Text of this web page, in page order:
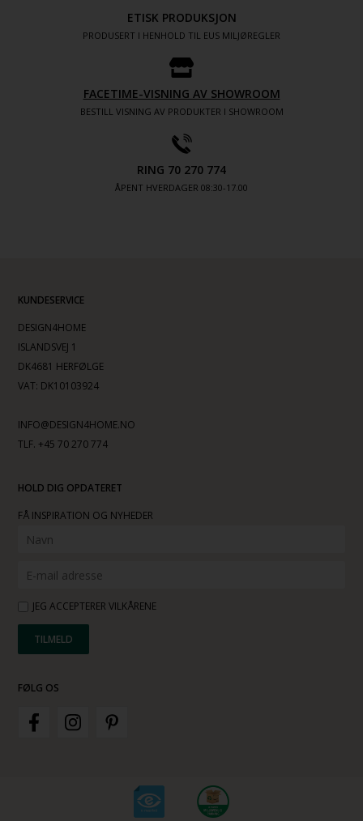
ETISK PRODUKSJON
PRODUSERT I HENHOLD TIL EUS MILJØREGLER
FACETIME-VISNING AV SHOWROOM
BESTILL VISNING AV PRODUKTER I SHOWROOM
RING 70 270 774
ÅPENT HVERDAGER 08:30-17.00
KUNDESERVICE
DESIGN4HOME
ISLANDSVEJ 1
DK4681 HERFØLGE
VAT: DK10103924
INFO@DESIGN4HOME.NO
TLF. +45 70 270 774
HOLD DIG OPDATERET
FÅ INSPIRATION OG NYHEDER
JEG ACCEPTERER VILKÅRENE
FØLG OS